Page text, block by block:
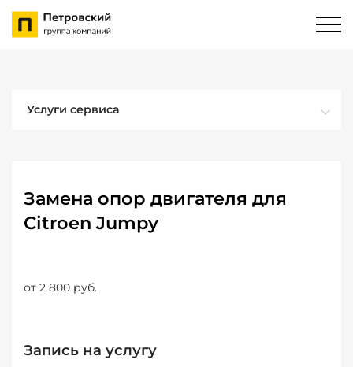
Услуги сервиса
Замена опор двигателя для
Citroen Jumpy
от 2 800 руб.
Запись на услугу